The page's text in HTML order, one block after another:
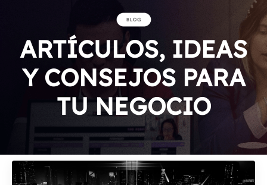
ARTÍCULOS, IDEAS
Y CONSEJOS PARA
TU NEGOCIO